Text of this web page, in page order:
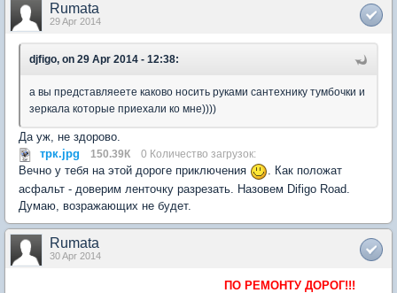
Rumata
29 Apr 2014
djfigo, on 29 Apr 2014 - 12:38:
а вы представляеете каково носить руками сантехнику тумбочки и
зеркала которые приехали ко мне))))
Да уж, не здорово.
трк.jpg
150.39К 0 Количество загрузок:
Вечно у тебя на этой дороге приключения
. Как положат
асфальт - доверим ленточку разрезать. Назовем Difigo Road.
Думаю, возражающих не будет.
Rumata
30 Apr 2014
ПО РЕМОНТУ ДОРОГ!!!